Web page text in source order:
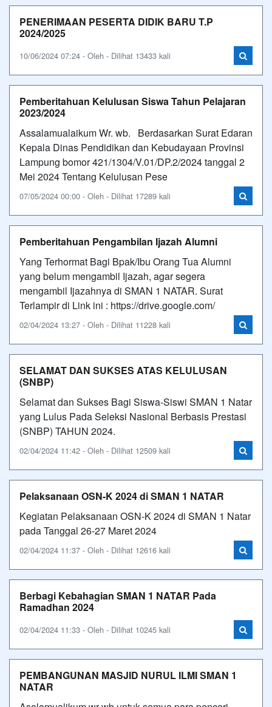
PENERIMAAN PESERTA DIDIK BARU T.P
2024/2025
10/06/2024 07:24 - Oleh - Dilihat 13433 kali
Pemberitahuan Kelulusan Siswa Tahun Pelajaran
2023/2024
Assalamualaikum Wr. wb. Berdasarkan Surat Edaran
Kepala Dinas Pendidikan dan Kebudayaan Provinsi
Lampung bomor 421/1304/V.01/DP.2/2024 tanggal 2
Mei 2024 Tentang Kelulusan Pese
07/05/2024 00:00 - Oleh - Dilihat 17289 kali
Pemberitahuan Pengambilan Ijazah Alumni
Yang Terhormat Bagi Bpak/Ibu Orang Tua Alumni
yang belum mengambil Ijazah, agar segera
mengambil Ijazahnya di SMAN 1 NATAR. Surat
Terlampir di Link ini : https://drive.google.com/
02/04/2024 13:27 - Oleh - Dilihat 11228 kali
SELAMAT DAN SUKSES ATAS KELULUSAN
(SNBP)
Selamat dan Sukses Bagi Siswa-Siswi SMAN 1 Natar
yang Lulus Pada Seleksi Nasional Berbasis Prestasi
(SNBP) TAHUN 2024.
02/04/2024 11:42 - Oleh - Dilihat 12509 kali
Pelaksanaan OSN-K 2024 di SMAN 1 NATAR
Kegiatan Pelaksanaan OSN-K 2024 di SMAN 1 Natar
pada Tanggal 26-27 Maret 2024
02/04/2024 11:37 - Oleh - Dilihat 12616 kali
Berbagi Kebahagian SMAN 1 NATAR Pada
Ramadhan 2024
02/04/2024 11:33 - Oleh - Dilihat 10245 kali
PEMBANGUNAN MASJID NURUL ILMI SMAN 1
NATAR